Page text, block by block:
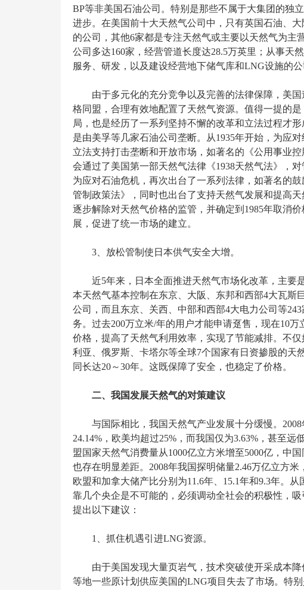
BP等非美国石油公司。特别是那些不属于大集团的独
进步。在美国前十大天然气公司中，只有英国石油、
的公司，其他6家都是专注天然气或主要以天然气为主
公司多达160家，经营管道长度达28.5万英里；从事天
服务、研发，以及建设经营地下储气库和LNG设施的公
由于多元化的充分竞争以及完善的法律保障，美
格同盟，合理有效地配置了天然气资源。值得一提的
局，也是经历了一系列坚持不懈的改革和立法过程才
是由美孚等几家石油公司垄断。从1935年开始，为应
立法支持打击垄断和开放市场，如著名的《公用事业
会通过了美国第一部天然气法律《1938天然气法》，
为应对石油危机，再次出台了一系列法律，如著名的
管制政策法》，同时也出台了支持天然气发展和提高
逐步解除对天然气价格的监管，并确定到1985年取消
展，促进了统一市场的建立。
3、放松管制使日本供气安全大增。
近5年来，日本全面推进天然气市场化改革，主要
本天然气基本控制在东京、大阪、东邦和西部4大瓦斯
公司，而且东京、关西、中部和西部4大电力公司等
务。过去200万立米/年的用户才能申请趸售，现在10
价格，提高了天然气利用效率，实现了节能减排。不
利亚、俄罗斯、卡塔尔等全球7个国家有日资掺股的天
同长达20～30年。这既保障了安全，也稳定了价格。
二、我国发展天然气的对策建议
与国际相比，我国天然气产业发展十分缓慢。
24.14%，欧美均超过25%，而我国仅为3.63%，甚至
盟国家天然气消费量从1000亿立方米增至5000亿，中
也存在明显差距。2008年我国探明储量2.46万亿立方米
欧盟和加拿大储产比分别为11.6年、15.1年和9.3年。
靠几个央企是不可能的，必须调动全社会的积极性，
提出以下建议：
1、抓住机遇引进LNG资源。
由于美国发现大量页岩气，技术突破使开采成本
等地一些原计划供应美国的LNG项目失去了市场。特